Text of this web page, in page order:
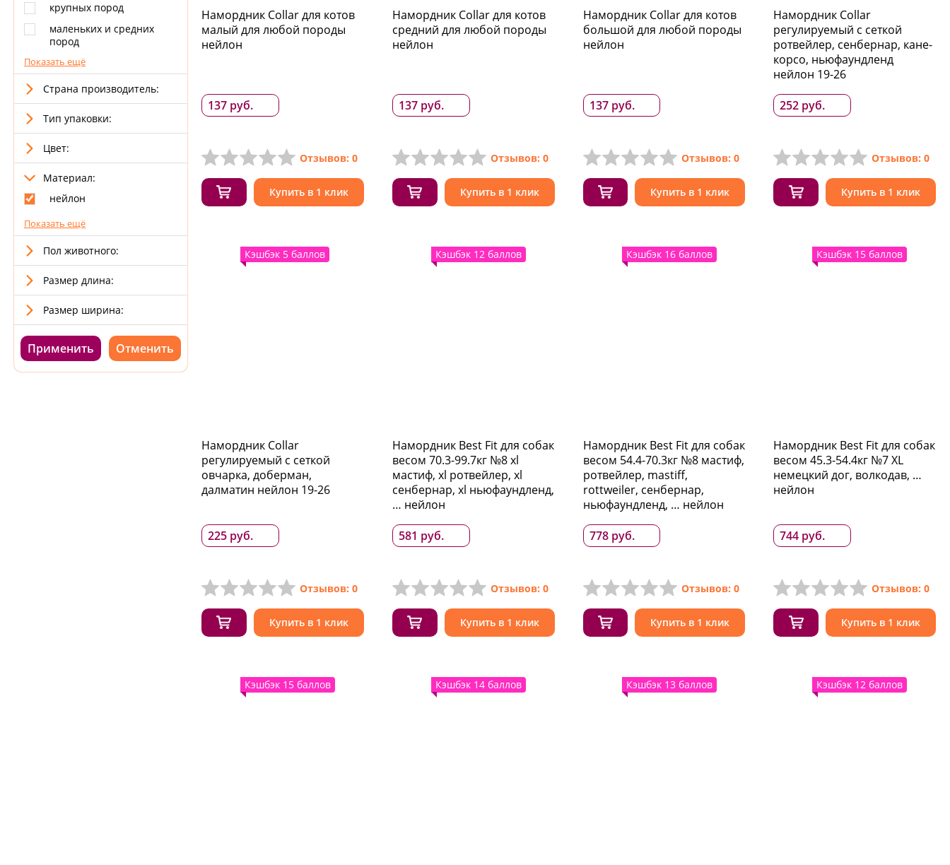
крупных пород
маленьких и средних
пород
Показать ещё
Страна производитель:
Тип упаковки:
Цвет:
Материал:
нейлон
Показать ещё
Пол животного:
Размер длина:
Размер ширина:
Применить
Намордник Collar для котов
малый для любой породы
нейлон
137 руб.
Отзывов: 0
Купить в 1 клик
Намордник Collar для котов
средний для любой породы
нейлон
137 руб.
Отзывов: 0
Купить в 1 клик
Намордник Collar для котов
большой для любой породы
нейлон
137 руб.
Отзывов: 0
Купить в 1 клик
Намордник Collar
регулируемый с сеткой
ротвейлер, сенбернар, кане-
корсо, ньюфаундленд
нейлон 19-26
252 руб.
Отзывов: 0
Купить в 1 клик
Кэшбэк 5 баллов
Намордник Collar
регулируемый с сеткой
овчарка, доберман,
далматин нейлон 19-26
225 руб.
Отзывов: 0
Купить в 1 клик
Кэшбэк 12 баллов
Намордник Best Fit для собак
весом 70.3-99.7кг №8 xl
мастиф, xl ротвейлер, xl
сенбернар, xl ньюфаундленд,
… нейлон
581 руб.
Отзывов: 0
Купить в 1 клик
Кэшбэк 16 баллов
Намордник Best Fit для собак
весом 54.4-70.3кг №8 мастиф,
ротвейлер, mastiff,
rottweiler, сенбернар,
ньюфаундленд, … нейлон
778 руб.
Отзывов: 0
Купить в 1 клик
Кэшбэк 15 баллов
Намордник Best Fit для собак
весом 45.3-54.4кг №7 XL
немецкий дог, волкодав, …
нейлон
744 руб.
Отзывов: 0
Купить в 1 клик
Кэшбэк 15 баллов Кэшбэк 14 баллов Кэшбэк 13 баллов Кэшбэк 12 баллов